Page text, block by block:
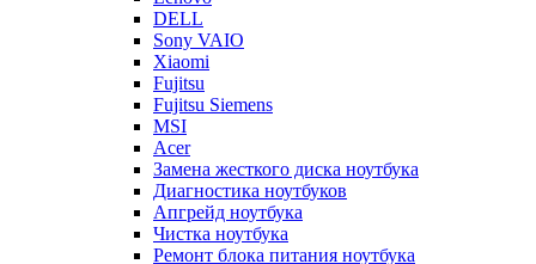
DELL
Sony VAIO
Xiaomi
Fujitsu
Fujitsu Siemens
MSI
Acer
Замена жесткого диска ноутбука
Диагностика ноутбуков
Апгрейд ноутбука
Чистка ноутбука
Ремонт блока питания ноутбука